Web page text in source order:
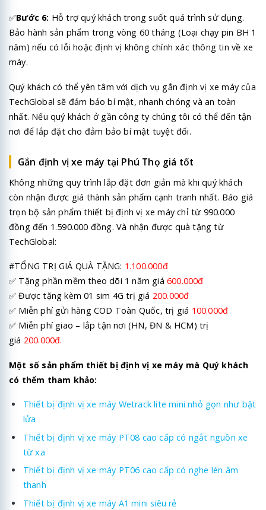
✅Bước 6: Hỗ trợ quý khách trong suốt quá trình sử dụng.
Bảo hành sản phẩm trong vòng 60 tháng (Loại chạy pin BH 1
năm) nếu có lỗi hoặc định vị không chính xác thông tin về xe
máy.
Quý khách có thể yên tâm với dịch vụ gắn định vị xe máy của
TechGlobal sẽ đảm bảo bí mật, nhanh chóng và an toàn
nhất. Nếu quý khách ở gần công ty chúng tôi có thể đến tận
nơi để lắp đặt cho đảm bảo bí mật tuyệt đối.
Gắn định vị xe máy tại Phú Thọ giá tốt
Không những quy trình lắp đặt đơn giản mà khi quý khách
còn nhận được giá thành sản phẩm cạnh tranh nhất. Báo giá
trọn bộ sản phẩm thiết bị định vị xe máy chỉ từ 990.000
đồng đến 1.590.000 đồng. Và nhận được quà tặng từ
TechGlobal:
#TỔNG TRỊ GIÁ QUÀ TẶNG: 1.100.000đ
✅ Tặng phần mềm theo dõi 1 năm giá 600.000đ
✅ Được tặng kèm 01 sim 4G trị giá 200.000đ
✅ Miễn phí gửi hàng COD Toàn Quốc, trị giá 100.000đ
✅ Miễn phí giao – lắp tận nơi (HN, ĐN & HCM) trị
giá 200.000đ.
Một số sản phẩm thiết bị định vị xe máy mà Quý khách
có thểm tham khảo:
Thiết bị định vị xe máy Wetrack lite mini nhỏ gọn như bật
lửa
Thiết bị định vị xe máy PT08 cao cấp có ngắt nguồn xe
từ xa
Thiết bị định vị xe máy PT06 cao cấp có nghe lén âm
thanh
Thiết bị định vị xe máy A1 mini siêu rẻ